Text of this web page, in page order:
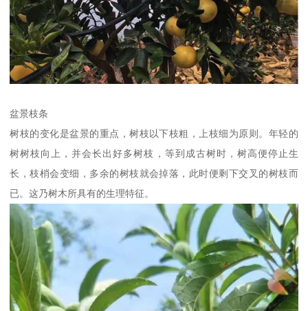
盆景枝条
树枝的变化是盆景的重点，树枝以下枝粗，上枝细为原则。年轻的
树树枝向上，并会长出好多树枝，等到成古树时，树高便停止生
长，枝梢会变细，多余的树枝就会掉落，此时便剩下交叉的树枝而
已。这乃树木所具有的生理特征。